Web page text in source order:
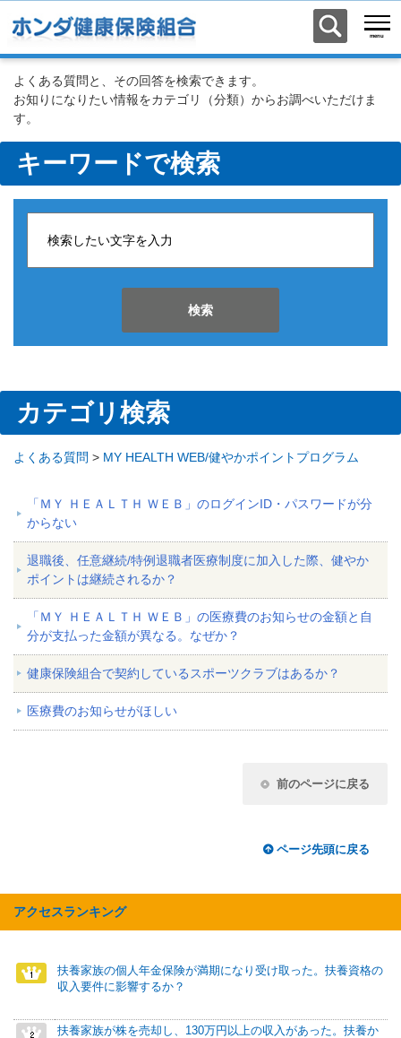
よくある質問と、その回答を検索できます。
お知りになりたい情報をカテゴリ（分類）からお調べいただけま
す。
キーワードで検索
検索
カテゴリ検索
よくある質問 > MY HEALTH WEB/健やかポイントプログラム
「ＭＹ ＨＥＡＬＴＨ ＷＥＢ」のログインID・パスワードが分
からない
退職後、任意継続/特例退職者医療制度に加入した際、健やか
ポイントは継続されるか？
「ＭＹ ＨＥＡＬＴＨ ＷＥＢ」の医療費のお知らせの金額と自
分が支払った金額が異なる。なぜか？
健康保険組合で契約しているスポーツクラブはあるか？
医療費のお知らせがほしい
前のページに戻る
ページ先頭に戻る
アクセスランキング
扶養家族の個人年金保険が満期になり受け取った。扶養資格の
収入要件に影響するか？
扶養家族が株を売却し、130万円以上の収入があった。扶養か